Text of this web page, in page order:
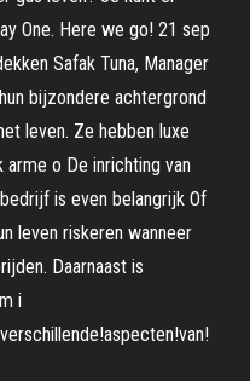
One. Here we go! 21 sep
Safak Tuna, Manager
bijzondere achtergrond
leven. Ze hebben luxe
o De inrichting van
is even belangrijk Of
leven riskeren wanneer
Daarnaast is
i